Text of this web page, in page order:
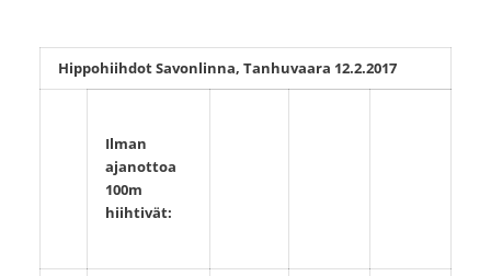
Hippohiihdot Savonlinna, Tanhuvaara 12.2.2017
Ilman
ajanottoa
100m
hiihtivät: